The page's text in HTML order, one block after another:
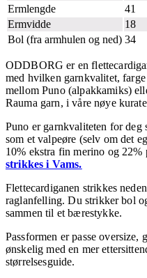
Ermlengde
41
Ermvidde
18
Bol (fra armhulen og ned) 34
ODDBORG er en
med hvilken garnkvalitet,
mellom Puno (alpakkamiks)
Rauma garn, i våre nøye
Puno er garnkvaliteten for
som et valpeøre (selv om det
10% ekstra fin merino og
strikkes i Vams.
Flettecardiganen strikkes
raglanfelling. Du strikker bol
sammen til et bærestykke.
Passformen er passe oversize,
ønskelig med en mer
størrelsesguide.